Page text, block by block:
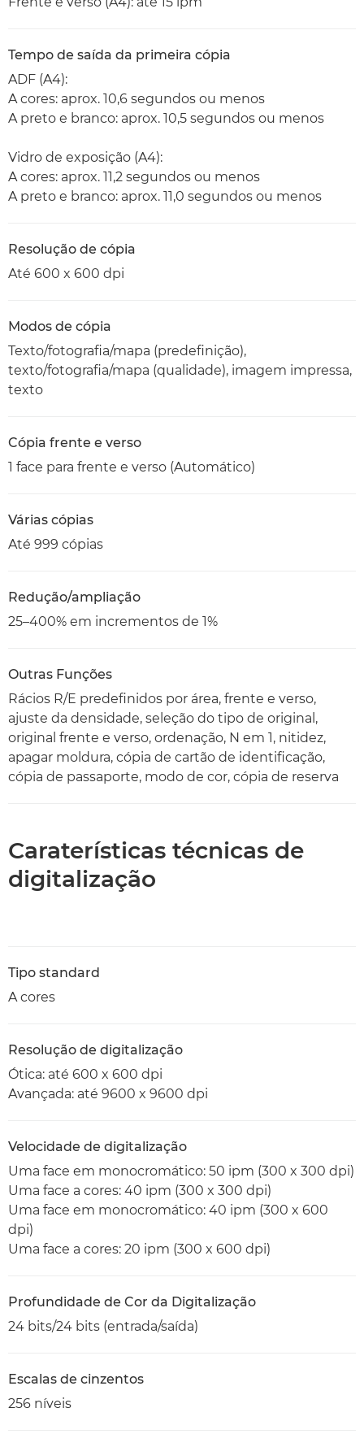
Tempo de saída da primeira cópia
ADF (A4):
A cores: aprox. 10,6 segundos ou menos
A preto e branco: aprox. 10,5 segundos ou menos
Vidro de exposição (A4):
A cores: aprox. 11,2 segundos ou menos
A preto e branco: aprox. 11,0 segundos ou menos
Resolução de cópia
Até 600 x 600 dpi
Modos de cópia
Texto/fotografia/mapa (predefinição),
texto/fotografia/mapa (qualidade), imagem impressa,
texto
Cópia frente e verso
1 face para frente e verso (Automático)
Várias cópias
Até 999 cópias
Redução/ampliação
25–400% em incrementos de 1%
Outras Funções
Rácios R/E predefinidos por área, frente e verso,
ajuste da densidade, seleção do tipo de original,
original frente e verso, ordenação, N em 1, nitidez,
apagar moldura, cópia de cartão de identificação,
cópia de passaporte, modo de cor, cópia de reserva
Caraterísticas técnicas de
digitalização
Tipo standard
A cores
Resolução de digitalização
Ótica: até 600 x 600 dpi
Avançada: até 9600 x 9600 dpi
Velocidade de digitalização
Uma face em monocromático: 50 ipm (300 x 300 dpi)
Uma face a cores: 40 ipm (300 x 300 dpi)
Uma face em monocromático: 40 ipm (300 x 600
dpi)
Uma face a cores: 20 ipm (300 x 600 dpi)
Profundidade de Cor da Digitalização
24 bits/24 bits (entrada/saída)
Escalas de cinzentos
256 níveis